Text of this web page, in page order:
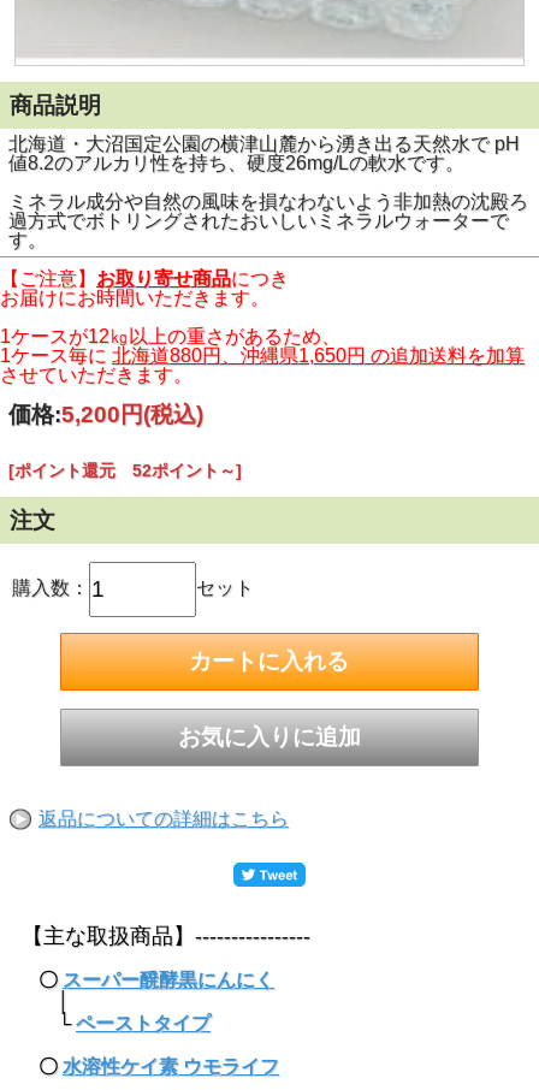
商品説明
北海道・大沼国定公園の横津山麓から湧き出る天然水で pH
値8.2のアルカリ性を持ち、硬度26mg/Lの軟水です。
ミネラル成分や自然の風味を損なわないよう非加熱の沈殿ろ
過方式でボトリングされたおいしいミネラルウォーターで
す。
【ご注意】 お取り寄せ商品につき
お届けにお時間いただきます。
1ケースが12㎏以上の重さがあるため、
1ケース毎に 北海道880円、沖縄県1,650円 の追加送料を加算
させていただきます。
価格:5,200円(税込)
[ポイント還元 52ポイント～]
注文
購入数： セット
返品についての詳細はこちら
【主な取扱商品】----------------
〇 スーパー醗酵黒にんにく
└ペーストタイプ
〇 水溶性ケイ素 ウモライフ